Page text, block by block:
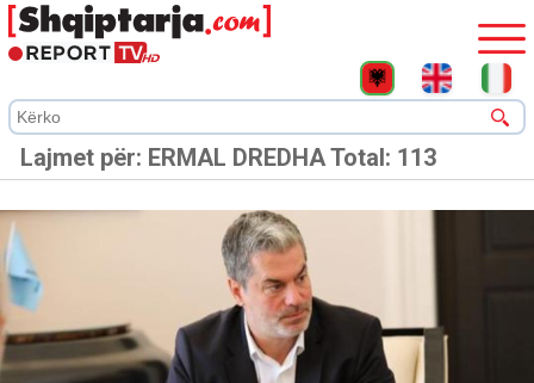
Lajmet për: ERMAL DREDHATotal: 113